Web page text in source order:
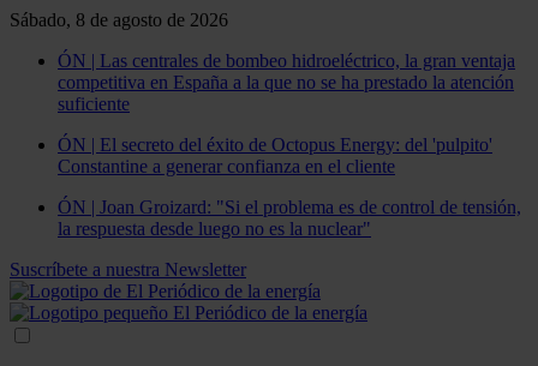
Sábado, 8 de agosto de 2026
ÓN | Las centrales de bombeo hidroeléctrico, la gran ventaja
competitiva en España a la que no se ha prestado la atención
suficiente
ÓN | El secreto del éxito de Octopus Energy: del 'pulpito'
Constantine a generar confianza en el cliente
ÓN | Joan Groizard: "Si el problema es de control de tensión,
la respuesta desde luego no es la nuclear"
Suscríbete a nuestra Newsletter